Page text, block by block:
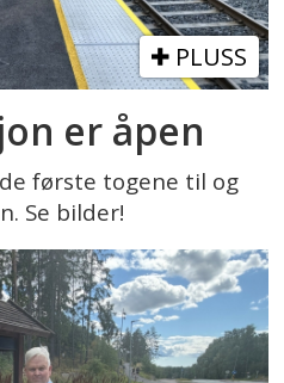
PLUSS
er åpen
første togene til og
Se bilder!